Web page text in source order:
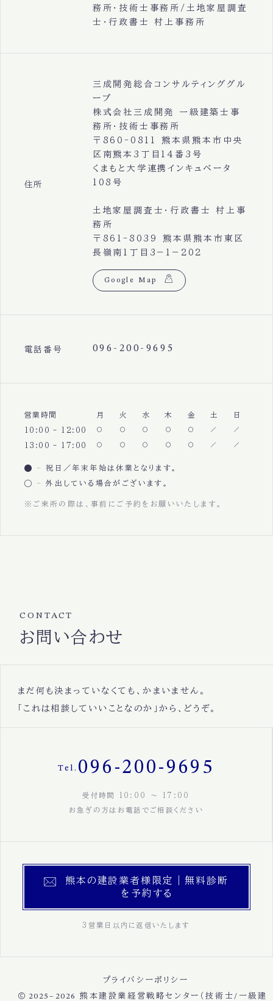
務所・技術士事務所/土地家屋調査
士・行政書士 村上事務所
住所
三成開発総合コンサルティンググル
ープ
株式会社三成開発 一級建築士事
務所・技術士事務所
〒860-0811 熊本県熊本市中央
区南熊本3丁目14番3号
くまもと大学連携インキュベータ
108号
土地家屋調査士・行政書士 村上事
務所
〒861-8039 熊本県熊本市東区
長嶺南1丁目3−1−202
Google Map
電話番号 096-200-9695
営業時間 月 火 水 木 金 土 日
10:00 - 12:00
13:00 - 17:00
祝日／年末年始は休業となります。
外出している場合がございます。
※ご来所の際は、事前にご予約をお願いいたします。
CONTACT
お問い合わせ
まだ何も決まっていなくても、かまいません。
「これは相談していいことなのか」から、どうぞ。
Tel. 096-200-9695
受付時間 10:00 〜 17:00
お急ぎの方はお電話でご相談ください
熊本の建設業者様限定｜無料診断
を予約する
3営業日以内に返信いたします
プライバシーポリシー
2025–2026 熊本建設業経営戦略センター（技術士/一級建